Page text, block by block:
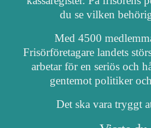
du se vilken
Med 4500
Frisörföretagare landets
arbetar för en seriös och
gentemot politiker
Det ska vara tryggt